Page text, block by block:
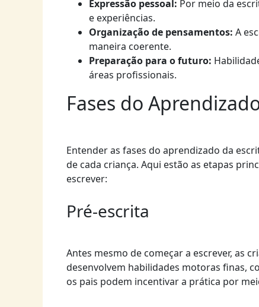
Expressão pessoal: Por meio da
e experiências.
Organização de pensamentos: A
maneira coerente.
Preparação para o futuro:
áreas profissionais.
Fases do
Entender as fases do aprendizado da
de cada criança. Aqui estão as etapas
escrever:
Pré-escrita
Antes mesmo de começar a escrever, as
desenvolvem habilidades motoras finas,
os pais podem incentivar a prática por